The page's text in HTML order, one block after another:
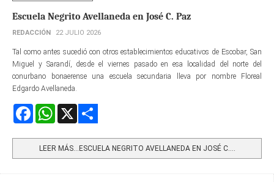
Escuela Negrito Avellaneda en José C. Paz
REDACCIÓN 22 JULIO 2026
Tal como antes sucedió con otros establecimientos educativos de Escobar, San
Miguel y Sarandí, desde el viernes pasado en esa localidad del norte del
conurbano bonaerense una escuela secundaria lleva por nombre Floreal
Edgardo Avellaneda.
FacebookWhatsApp
LEER MÁS…ESCUELA NEGRITO AVELLANEDA EN JOSÉ C....